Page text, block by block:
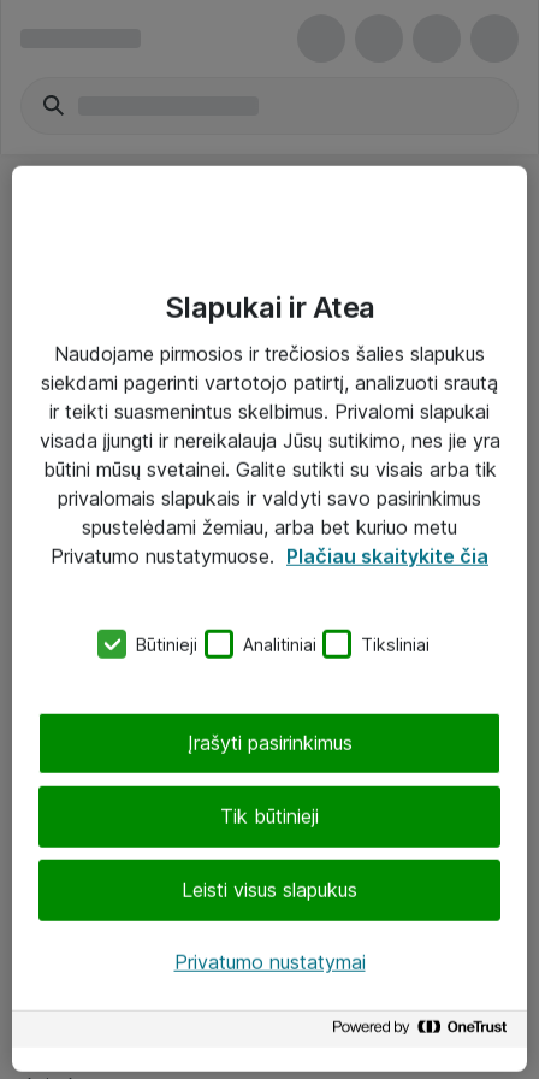
Paslaugos
Sprendimai
Įgyvendinti projektai
Atea ekspertų patarimai verslui
eShop@atea.lt
LinkedIn
Slapukai ir Atea
Naudojame pirmosios ir trečiosios šalies slapukus
siekdami pagerinti vartotojo patirtį, analizuoti srautą
ir teikti suasmenintus skelbimus. Privalomi slapukai
visada įjungti ir nereikalauja Jūsų sutikimo, nes jie yra
būtini mūsų svetainei. Galite sutikti su visais arba tik
privalomais slapukais ir valdyti savo pasirinkimus
spustelėdami žemiau, arba bet kuriuo metu
Privatumo nustatymuose. Plačiau skaitykite čia
Būtinieji Analitiniai Tiksliniai
Tik būtinieji
Leisti visus slapukus
Įrašyti pasirinkimus
Privatumo nustatymai